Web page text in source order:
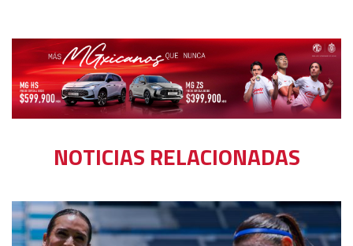
NOTICIAS RELACIONADAS